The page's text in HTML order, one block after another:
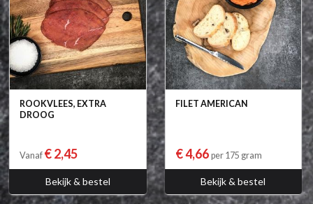
ROOKVLEES, EXTRA
DROOG
Vanaf € 2,45
Bekijk & bestel
FILET AMERICAN
€ 4,66 per 175 gram
Bekijk & bestel